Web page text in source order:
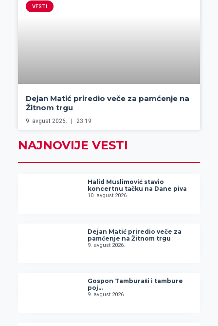
VESTI
Dejan Matić priredio veče za pamćenje na
Žitnom trgu
9. avgust 2026. 23:19
NAJNOVIJE VESTI
Halid Muslimović stavio
koncertnu tačku na Dane piva
10. avgust 2026.
Dejan Matić priredio veče za
pamćenje na Žitnom trgu
9. avgust 2026.
Gospon Tamburaši i tambure
poj…
9. avgust 2026.